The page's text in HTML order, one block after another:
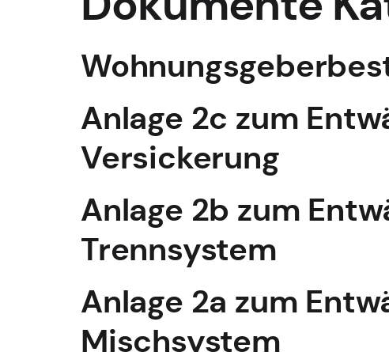
Anlage 2c zum
Versickerung
Anlage 2b zum
Trennsystem
Anlage 2a zum
Mischsystem